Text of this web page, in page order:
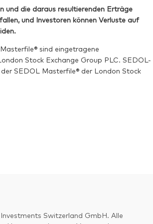
VNRG
und die daraus resultierenden Erträge
und Investoren können Verluste auf
sind eingetragene
Stock Exchange Group PLC. SEDOL-
SEDOL Masterfile® der London Stock
Switzerland GmbH. Alle